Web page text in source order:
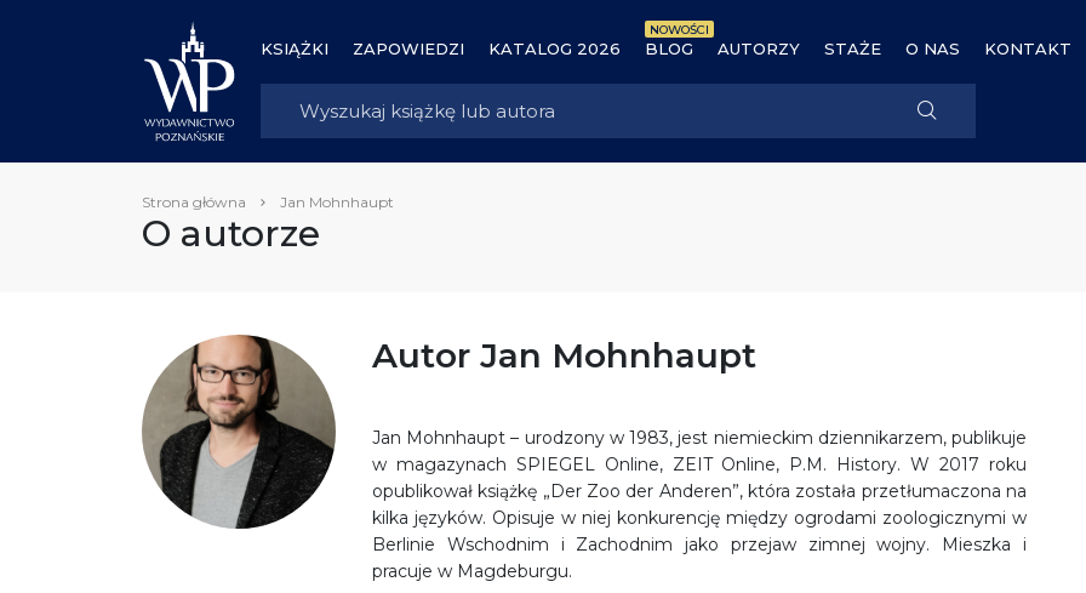
KSIĄŻKI ZAPOWIEDZI KATALOG 2026 BLOG
NOWOŚCI
AUTORZY STAŻE O NAS KONTAKT
Strona główna Jan Mohnhaupt
O autorze
Autor Jan Mohnhaupt
Jan Mohnhaupt – urodzony w 1983, jest niemieckim dziennikarzem, publikuje
w magazynach SPIEGEL Online, ZEIT Online, P.M. History. W 2017 roku
opublikował książkę „Der Zoo der Anderen”, która została przetłumaczona na
kilka języków. Opisuje w niej konkurencję między ogrodami zoologicznymi w
Berlinie Wschodnim i Zachodnim jako przejaw zimnej wojny. Mieszka i
pracuje w Magdeburgu.